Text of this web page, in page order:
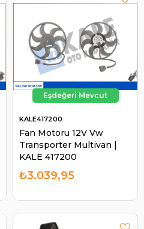
Fan Motoru 12V Vw
Transporter Multivan |
KALE 417200
KALE417200
₺3.039,95